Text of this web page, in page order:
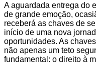
A aguardada entrega do
de grande emoção,
receberá as chaves de
início de uma nova
oportunidades. As
não apenas um teto
fundamental: o direito à